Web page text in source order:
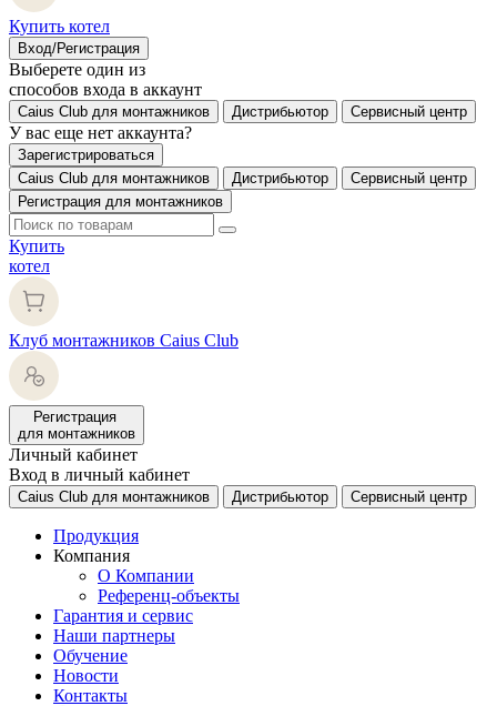
Купить котел
Вход/Регистрация
Выберете один из
способов входа в аккаунт
Caius Club для монтажников Дистрибьютор Сервисный центр
У вас еще нет аккаунта?
Зарегистрироваться
Caius Club для монтажников
Дистрибьютор
Сервисный центр
Регистрация для монтажников
Купить
котел
Клуб монтажников Caius Club
Регистрация
для монтажников
Личный кабинет
Вход в личный кабинет
Caius Club для монтажников Дистрибьютор Сервисный центр
Продукция
Компания
О Компании
Референц-объекты
Гарантия и сервис
Наши партнеры
Обучение
Новости
Контакты